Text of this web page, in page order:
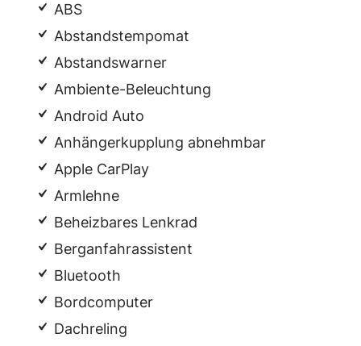
ABS
Abstandstempomat
Abstandswarner
Ambiente-Beleuchtung
Android Auto
Anhängerkupplung abnehmbar
Apple CarPlay
Armlehne
Beheizbares Lenkrad
Berganfahrassistent
Bluetooth
Bordcomputer
Dachreling